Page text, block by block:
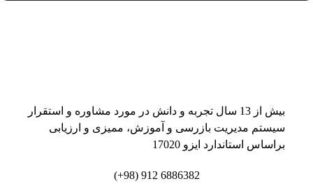
بیش از 13 سال تجربه و دانش در مورد مشاوره و استقرار
سیستم مدیریت بازرسی و آموزش، ممیزی و ارزیابی
براساس استاندارد ایزو 17020
6886382 912 (98+)